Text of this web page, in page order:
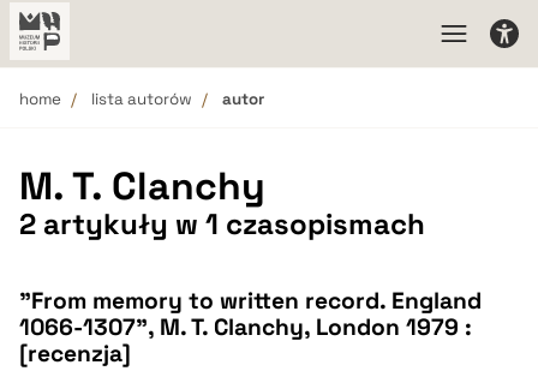
home lista autorów autor
M. T. Clanchy
2 artykuły w 1 czasopismach
"From memory to written record. England
1066-1307", M. T. Clanchy, London 1979 :
[recenzja]